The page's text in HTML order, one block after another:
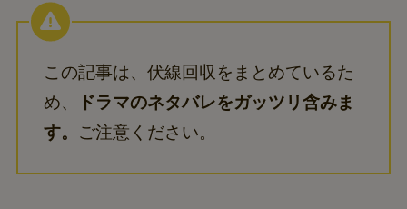
この記事は、伏線回収をまとめているた
め、
ドラマのネタバレをガッツリ含みま
す。 ご注意ください。